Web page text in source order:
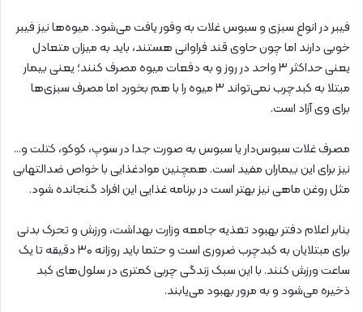
فیبر در انواع سبزی و سبوس غلات به وفور یافت می‌شود. میوه‌ها نیز فیبر
خوبی دارند اما چون حاوی قند فراوانی هستند، باید به میزان متعادل
یعنی حداکثر ۳ واحد در روز و به دفعات میوه مصرف کنند؛ یعنی بیمار
مبتلا به کبدچرب نمی‌تواند ۳ میوه را با هم بخورد اما مصرف سبزی‌ها
برای وی آزاد است.
مصرف غلات سبوس‌دار یا سبوس به صورت جدا در سوپ، کوکو، کتلت و…
نیز برای این بیماران مفید است. همچنین موادغذایی با خواص ضدالتهابی
مثل روغن ماهی نیز بهتر است در برنامه غذایی این افراد گنجانده شود.
بنابر اعلام دفتر بهبود تغذیه جامعه وزارت بهداشت، ورزش و تحرک بدنی
برای مبتلایان به کبدچرب ضروری است و حتما باید روزانه ۳۰ دقیقه تا یک
ساعت ورزش کنند. با این سبک زندگی چربی کمتری در سلول‌های کبد
ذخیره می‌شود و به مرور بهبود می‌یابند.